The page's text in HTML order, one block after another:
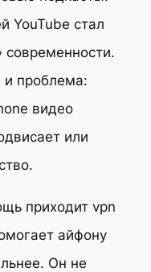
YouTube стал
проблема:
видео
или
приходит vpn
айфону
Он не